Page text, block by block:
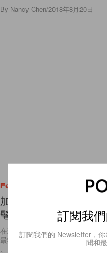
By Nancy Chen/2018年8月20日
Fashion
加入 Instagram 典藏清
髦單品，下半年就靠它
在現在這個社群媒體相當活絡的
最熱門的打卡地點或者週末可以
、 Facebook 就可以找到滿滿的
訂閱我
訂閱我們的 Newsletter，
聞和